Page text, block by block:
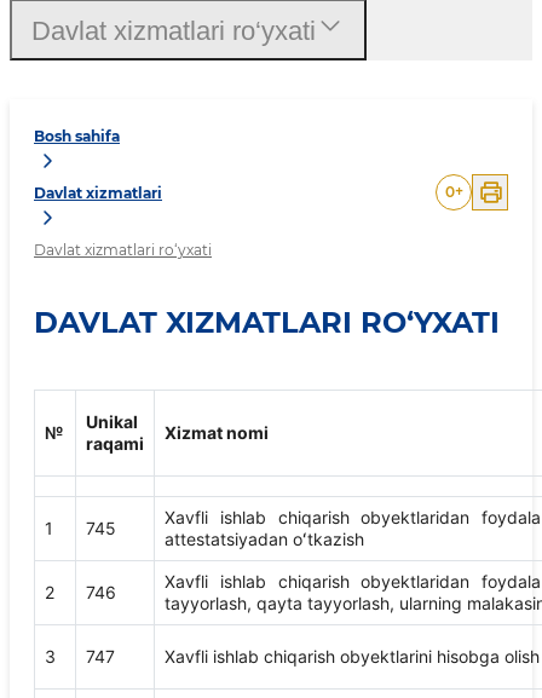
Bosh sahifa
Davlat xizmatlari
Davlat xizmatlari ro‘yxati
0+
DAVLAT XIZMATLARI RO‘YXATI
№
Unikal
raqami
Xizmat nomi
1 745
Xavfli ishlab chiqarish obyektlaridan
attestatsiyadan oʻtkazish
2 746
Xavfli ishlab chiqarish obyektlaridan
tayyorlash, qayta tayyorlash, ularning
3 747 Xavfli ishlab chiqarish obyektlarini hisobga
Davlat xizmatlari ro‘yxati